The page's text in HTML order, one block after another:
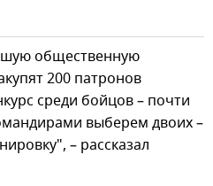
общественную
200 патронов
среди бойцов – почти
выберем двоих –
– рассказал